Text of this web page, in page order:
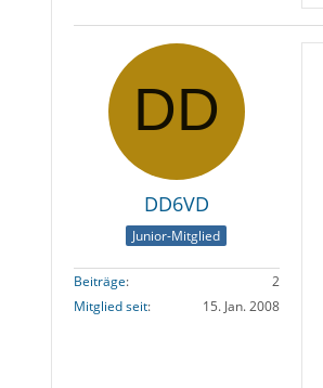
DD6VD
Junior-Mitglied
Beiträge
2
Mitglied seit
15. Jan. 2008